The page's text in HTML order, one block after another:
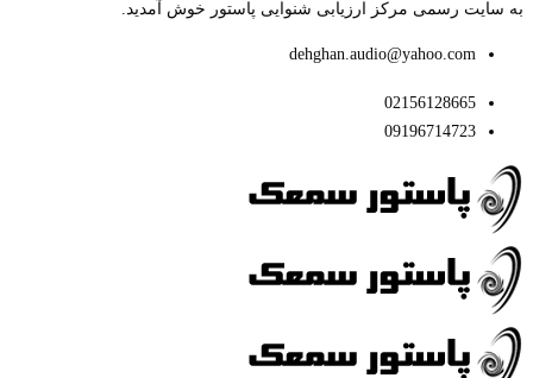
به سایت رسمی مرکز ارزیابی شنوایی پاستور خوش آمدید.
dehghan.audio@yahoo.com
02156128665
09196714723